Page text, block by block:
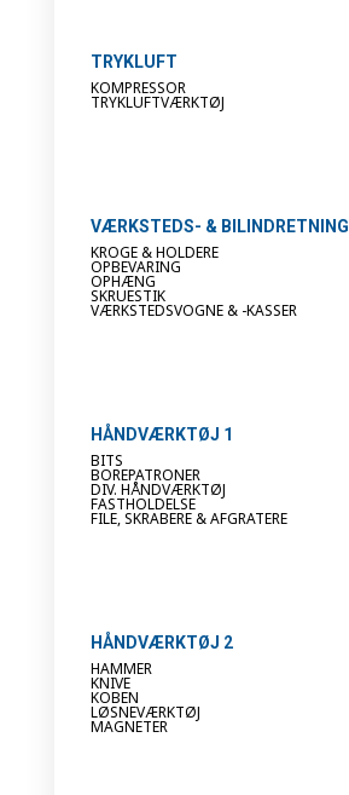
TRYKLUFT
KOMPRESSOR
TRYKLUFTVÆRKTØJ
VÆRKSTEDS- & BILINDRETNING
KROGE & HOLDERE
OPBEVARING
OPHÆNG
SKRUESTIK
VÆRKSTEDSVOGNE & -KASSER
HÅNDVÆRKTØJ 1
BITS
BOREPATRONER
DIV. HÅNDVÆRKTØJ
FASTHOLDELSE
FILE, SKRABERE & AFGRATERE
HÅNDVÆRKTØJ 2
HAMMER
KNIVE
KOBEN
LØSNEVÆRKTØJ
MAGNETER